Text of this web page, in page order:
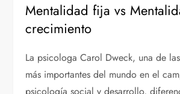
Mentalidad fija vs
crecimiento
La psicologa Carol Dweck, una de
más importantes del mundo en el